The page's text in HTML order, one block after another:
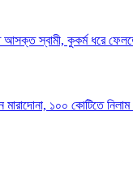
আসক্ত স্বামী, কুকর্ম ধরে
মারাদোনা, ১০০ কোটিতে